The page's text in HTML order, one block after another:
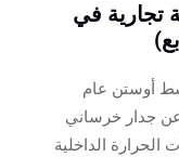
تجارية في
أوستن عام
عن جدار خرساني
الداخلية